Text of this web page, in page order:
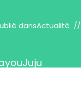
dansActualité